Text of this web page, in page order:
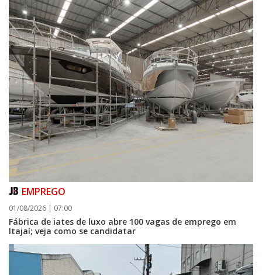
EMPREGO
01/08/2026 | 07:00
Fábrica de iates de luxo abre 100 vagas de emprego em
Itajaí; veja como se candidatar